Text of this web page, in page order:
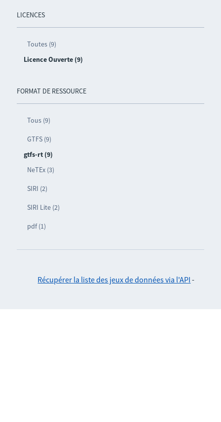
LICENCES
Toutes (9)
Licence Ouverte (9)
FORMAT DE RESSOURCE
Tous (9)
GTFS (9)
gtfs-rt (9)
NeTEx (3)
SIRI (2)
SIRI Lite (2)
pdf (1)
Récupérer la liste des jeux de données via l'API -